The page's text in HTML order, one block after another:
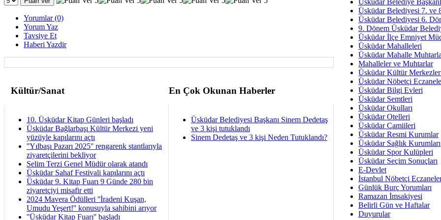
Yorumlar (0)
Yorum Yaz
Tavsiye Et
Haberi Yazdir
Kültür/Sanat En Çok Okunan Haberler
10. Üsküdar Kitap Günleri başladı
Üsküdar Bağlarbaşı Kültür Merkezi yeni
yüzüyle kapılarını açtı
''Yılbaşı Pazarı 2025'' rengarenk stantlarıyla
ziyaretçilerini bekliyor
Selim Terzi Genel Müdür olarak atandı
Üsküdar Sahaf Festivali kapılarını açtı
Üsküdar 9. Kitap Fuarı 9 Günde 280 bin
ziyaretçiyi misafir etti
2024 Mavera Ödülleri ''İradeni Kuşan,
Umudu Yeşert!'' konusuyla sahibini arıyor
''Üsküdar Kitap Fuarı'' başladı
Üsküdar Belediyesi Başkanı Sinem Dedetaş
ve 3 kişi tutuklandı
Sinem Dedetaş ve 3 kişi Neden Tutuklandı?
İmar Sorunlarının Genel
Arakan
Bayramın
Ruhsal
Üsküdar
Üsküdar Belediye
Üsküdar Belediyesi 7. ve
Üsküdar Belediyesi 6.
9. Dönem Üsküdar
Üsküdar İlçe Emniyet
Üsküdar Mahalleleri
Üsküdar Mahalle
Mahalleler ve Muhtarlar
Üsküdar Kültür
Üsküdar Nöbetçi
Üsküdar Bilgi Evleri
Üsküdar Semtleri
Üsküdar Okulları
Üsküdar Otelleri
Üsküdar Camiileri
Üsküdar Resmi Kurumlar
Üsküdar Sağlık Kurumları
Üsküdar Spor Kulüpleri
Üsküdar Seçim Sonuçları
E-Devlet
İstanbul Nöbetçi
Günlük Burç Yorumları
Ramazan İmsakiyesi
Belirli Gün ve Haftalar
Duyurular